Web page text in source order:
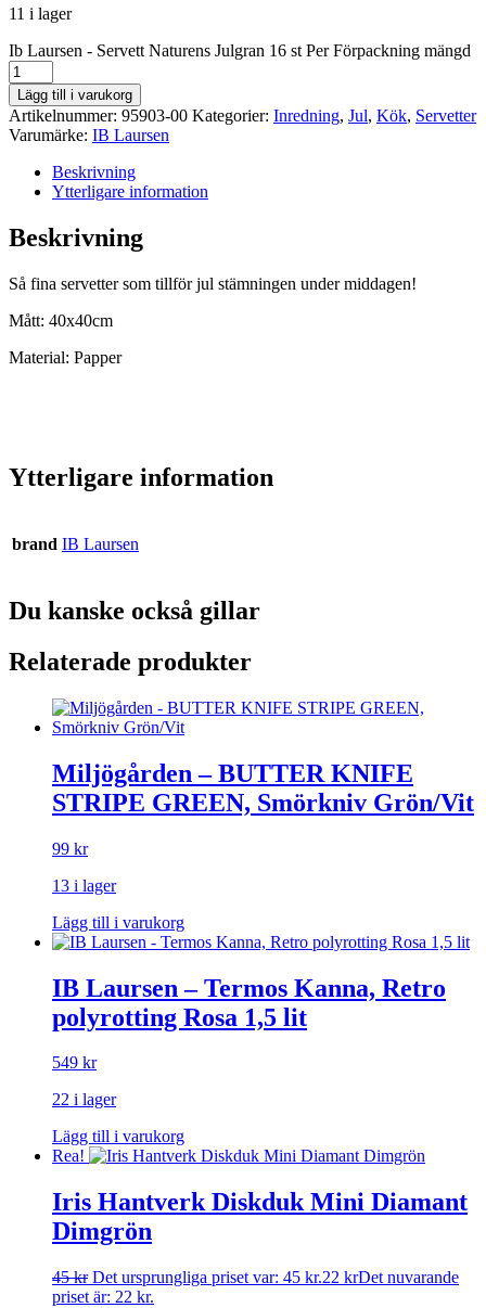
11 i lager
Ib Laursen - Servett Naturens Julgran 16 st Per Förpackning mängd
Lägg till i varukorg
Artikelnummer: 95903-00 Kategorier: Inredning, Jul, Kök, Servetter
Varumärke: IB Laursen
Beskrivning
Ytterligare information
Beskrivning
Så fina servetter som tillför jul stämningen under middagen!
Mått: 40x40cm
Material: Papper
Ytterligare information
brand IB Laursen
Du kanske också gillar
Relaterade produkter
Miljögården – BUTTER KNIFE
STRIPE GREEN, Smörkniv Grön/Vit
99 kr
13 i lager
Lägg till i varukorg
IB Laursen – Termos Kanna, Retro
polyrotting Rosa 1,5 lit
549 kr
22 i lager
Lägg till i varukorg
Rea!
Iris Hantverk Diskduk Mini Diamant
Dimgrön
45kr Det ursprungliga priset var: 45 kr.22 krDet nuvarande
priset är: 22 kr.